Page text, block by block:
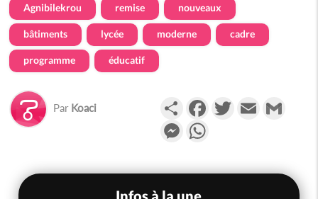
Agnibilekrou remise nouveaux
bâtiments lycée moderne cadre
programme éducatif
Par Koaci PartagerFacebookTwitterEmail
Messenger
Infos à la une